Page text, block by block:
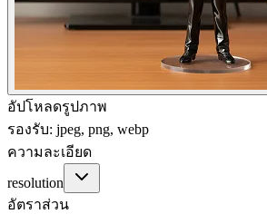
อัปโหลดรูปภาพ
รองรับ: jpeg, png, webp
ความละเอียด
resolution
อัตราส่วน